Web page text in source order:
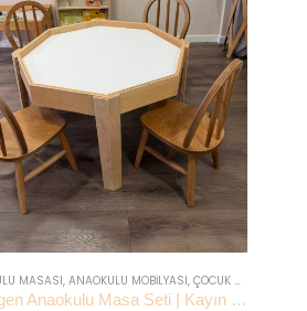
MASASI, ANAOKULU MOBILYASI, ÇOCUK OYUN MASASI VE AKTIVITE MASASI
Sekizgen Anaokulu Masa Seti | Kayın Kontraplak 4 Kişilik Duyusal | Lilikids Shop